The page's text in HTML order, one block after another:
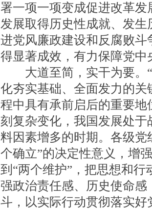
署一项一项变成促进改革
发展取得历史性成就、发
进党风廉政建设和反腐败
得显著成效，有力保障党
大道至简，实干为要。“
化夯实基础、全面发力的
程中具有承前启后的重要地
刻复杂变化，我国发展处
料因素增多的时期。各级
个确立”的决定性意义，增
到“两个维护”，把思想和
强政治责任感、历史使命
斗，以实际行动贯彻落实